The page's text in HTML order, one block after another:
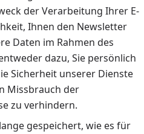
der Verarbeitung Ihrer E-
Ihnen den Newsletter
Daten im Rahmen des
dazu, Sie persönlich
Sicherheit unserer Dienste
Missbrauch der
zu verhindern.
gespeichert, wie es für